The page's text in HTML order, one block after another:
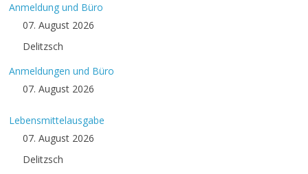
Anmeldung und Büro
07. August 2026
Delitzsch
Anmeldungen und Büro
07. August 2026
Lebensmittelausgabe
07. August 2026
Delitzsch